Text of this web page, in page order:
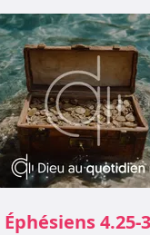
Éphésiens 4.25-